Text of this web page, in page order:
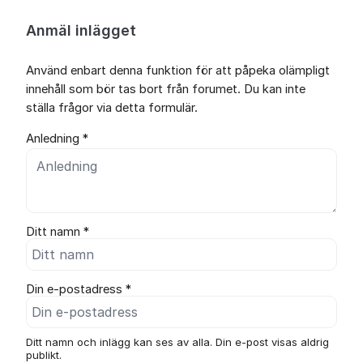
Anmäl inlägget
Använd enbart denna funktion för att påpeka olämpligt
innehåll som bör tas bort från forumet. Du kan inte
ställa frågor via detta formulär.
Anledning *
Ditt namn *
Din e-postadress *
Ditt namn och inlägg kan ses av alla. Din e-post visas aldrig
publikt.